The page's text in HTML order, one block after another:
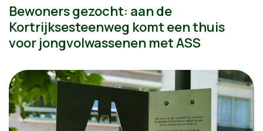
Bewoners gezocht: aan de
Kortrijksesteenweg komt een thuis
voor jongvolwassenen met ASS